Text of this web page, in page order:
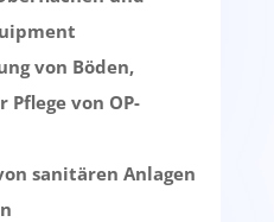
von Böden,
von OP-
sanitären Anlagen